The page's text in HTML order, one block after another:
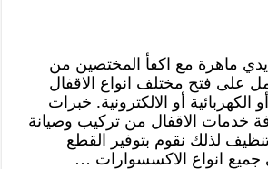
ماهرة مع اكفأ المختصين من
على فتح مختلف انواع الاقفال
الكهربائية أو الالكترونية. خبرات
خدمات الاقفال من تركيب وصيانة
لذلك نقوم بتوفير القطع
جميع انواع الاكسسوارات …